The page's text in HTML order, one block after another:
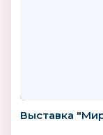
Выставка